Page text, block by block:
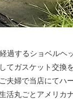
過するショベル
てガスケット交換
夫婦で当店にてハ
活丸ごとアメリカ